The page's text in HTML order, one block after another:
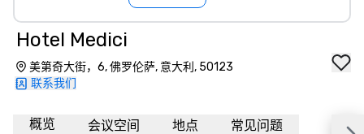
Hotel Medici
美第奇大街，6, 佛罗伦萨, 意大利, 50123
联系我们
概览 会议空间 地点 常见问题